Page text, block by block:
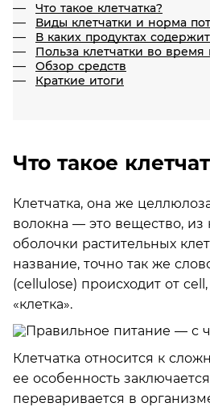
Что такое клетчатка?
Виды клетчатки и норма
В каких продуктах
Польза клетчатки во время
Обзор средств
Краткие итоги
Что такое
Клетчатка, она же
волокна — это вещество, из
оболочки растительных
название, точно так же
(cellulose) происходит от
«клетка».
Клетчатка относится к
ее особенность
переваривается в